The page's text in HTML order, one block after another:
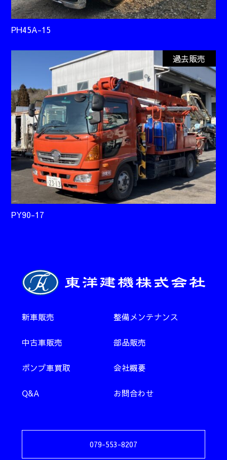
PH45A-15
過去販売
PY90-17
新車販売 整備メンテナンス
中古車販売 部品販売
ポンプ車買取 会社概要
Q&A お問合わせ
079-553-8207